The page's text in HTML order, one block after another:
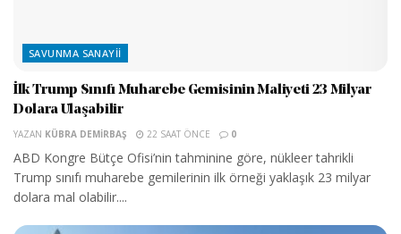
SAVUNMA SANAYII
İlk Trump Sınıfı Muharebe Gemisinin Maliyeti 23 Milyar
Dolara Ulaşabilir
YAZAN KÜBRA DEMIRBAŞ 22 SAAT ÖNCE 0
ABD Kongre Bütçe Ofisi’nin tahminine göre, nükleer tahrikli
Trump sınıfı muharebe gemilerinin ilk örneği yaklaşık 23 milyar
dolara mal olabilir....